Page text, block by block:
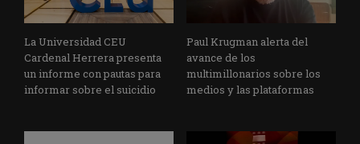
La Universidad CEU
Cardenal Herrera presenta
un informe con pautas para
informar sobre el suicidio
Paul Krugman alerta del
avance de los
multimillonarios sobre los
medios y las plataformas